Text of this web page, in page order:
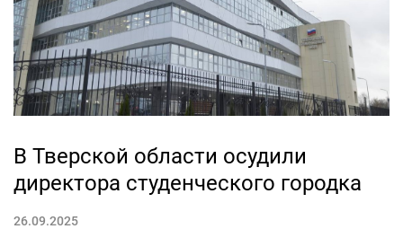
В Тверской области осудили
директора студенческого городка
26.09.2025